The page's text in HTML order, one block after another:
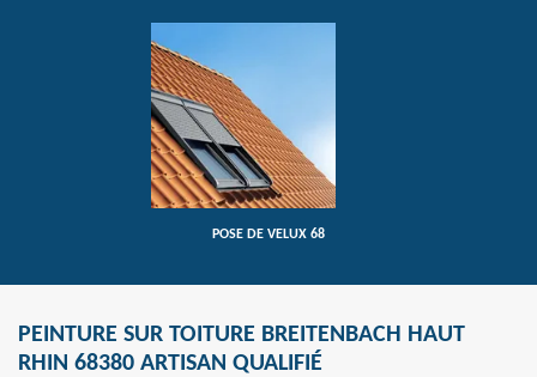
POSE DE VELUX 68
PEINTURE SUR TOITURE BREITENBACH HAUT
RHIN 68380 ARTISAN QUALIFIÉ